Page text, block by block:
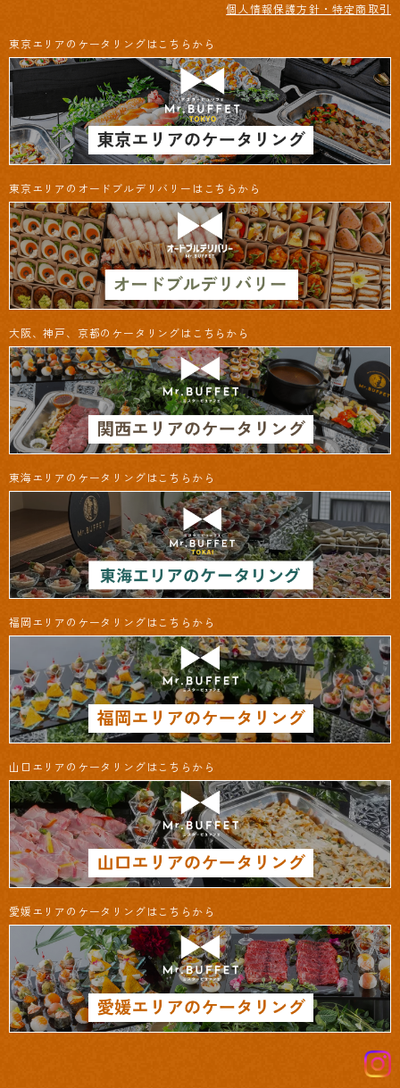
個人情報保護方針・特定商取引
東京エリアのケータリングはこちらから
東京エリアのオードブルデリバリーはこちらから
大阪、神戸、京都のケータリングはこちらから
東海エリアのケータリングはこちらから
福岡エリアのケータリングはこちらから
山口エリアのケータリングはこちらから
愛媛エリアのケータリングはこちらから